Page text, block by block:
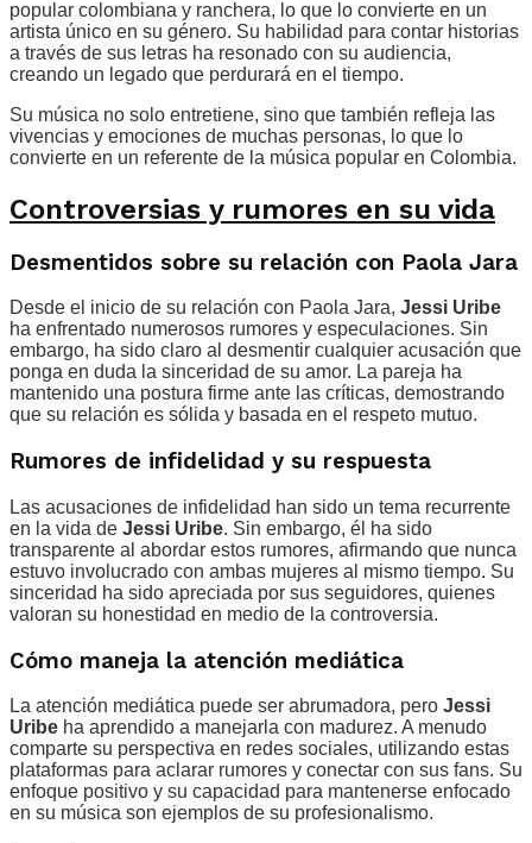
popular colombiana y ranchera, lo que lo convierte en un
artista único en su género. Su habilidad para contar historias
a través de sus letras ha resonado con su audiencia,
creando un legado que perdurará en el tiempo.
Su música no solo entretiene, sino que también refleja las
vivencias y emociones de muchas personas, lo que lo
convierte en un referente de la música popular en Colombia.
Controversias y rumores en su vida
Desmentidos sobre su relación con Paola Jara
Desde el inicio de su relación con Paola Jara, Jessi Uribe
ha enfrentado numerosos rumores y especulaciones. Sin
embargo, ha sido claro al desmentir cualquier acusación que
ponga en duda la sinceridad de su amor. La pareja ha
mantenido una postura firme ante las críticas, demostrando
que su relación es sólida y basada en el respeto mutuo.
Rumores de infidelidad y su respuesta
Las acusaciones de infidelidad han sido un tema recurrente
en la vida de Jessi Uribe. Sin embargo, él ha sido
transparente al abordar estos rumores, afirmando que nunca
estuvo involucrado con ambas mujeres al mismo tiempo. Su
sinceridad ha sido apreciada por sus seguidores, quienes
valoran su honestidad en medio de la controversia.
Cómo maneja la atención mediática
La atención mediática puede ser abrumadora, pero Jessi
Uribe ha aprendido a manejarla con madurez. A menudo
comparte su perspectiva en redes sociales, utilizando estas
plataformas para aclarar rumores y conectar con sus fans. Su
enfoque positivo y su capacidad para mantenerse enfocado
en su música son ejemplos de su profesionalismo.